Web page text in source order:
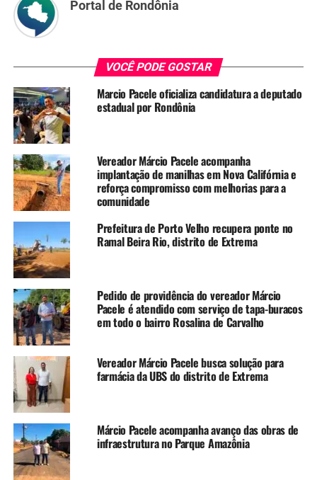
Portal de Rondônia
VOCÊ PODE GOSTAR
Marcio Pacele oficializa candidatura a deputado
estadual por Rondônia
Vereador Márcio Pacele acompanha
implantação de manilhas em Nova Califórnia e
reforça compromisso com melhorias para a
comunidade
Prefeitura de Porto Velho recupera ponte no
Ramal Beira Rio, distrito de Extrema
Pedido de providência do vereador Márcio
Pacele é atendido com serviço de tapa-buracos
em todo o bairro Rosalina de Carvalho
Vereador Márcio Pacele busca solução para
farmácia da UBS do distrito de Extrema
Márcio Pacele acompanha avanço das obras de
infraestrutura no Parque Amazônia